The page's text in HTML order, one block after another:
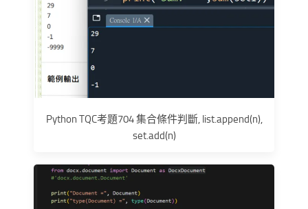
Python TQC考題704 集合條件判斷, list.append(n),
set.add(n)